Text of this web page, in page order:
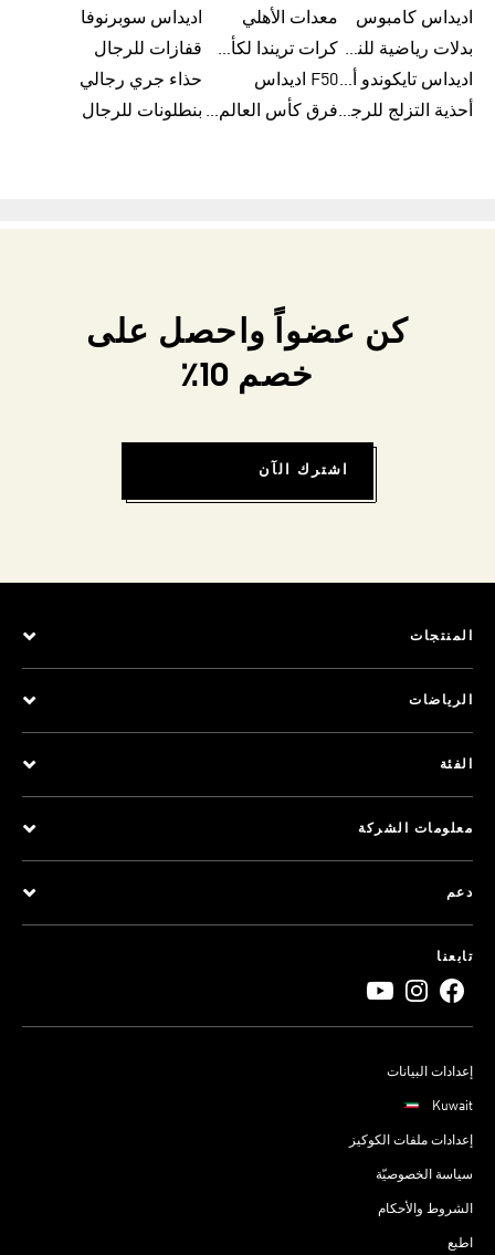
اديداس كامبوس
معدات الأهلي
اديداس سوبرنوفا
بدلات رياضية للنساء
كرات تريندا لكأس العالم FIFA 26™
قفازات للرجال
اديداس تايكوندو أورجنالزF50 اديداس
حذاء جري رجالي
أحذية التزلج للرجال
فرق كأس العالم FIFA 26™ بنطلونات للرجال
كن عضواً واحصل على
خصم 10٪
اشترك الآن
المنتجات
الرياضات
الفئة
معلومات الشركة
دعم
تابعنا
إعدادات البيانات
Kuwait
إعدادات ملفات الكوكيز
سياسة الخصوصيّة
الشروط والأحكام
اطبع